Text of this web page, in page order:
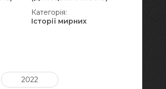
Категорія:
Історії мирних
2022